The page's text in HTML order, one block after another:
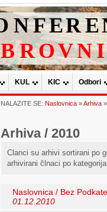
KUL KIC Odbori
NALAZITE SE: Naslovnica »Arhiva
Arhiva / 2010
Clanci su arhivi sortirani po
arhivirani člnaci po
Naslovnica / Bez
01.12.2010